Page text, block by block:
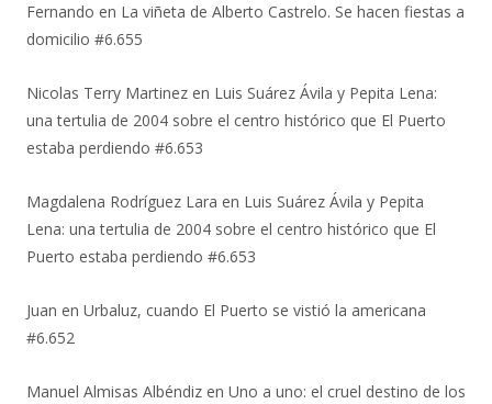
Fernando en La viñeta de Alberto Castrelo. Se hacen fiestas a
domicilio #6.655
Nicolas Terry Martinez en Luis Suárez Ávila y Pepita Lena:
una tertulia de 2004 sobre el centro histórico que El Puerto
estaba perdiendo #6.653
Magdalena Rodríguez Lara en Luis Suárez Ávila y Pepita
Lena: una tertulia de 2004 sobre el centro histórico que El
Puerto estaba perdiendo #6.653
Juan en Urbaluz, cuando El Puerto se vistió la americana
#6.652
Manuel Almisas Albéndiz en Uno a uno: el cruel destino de los